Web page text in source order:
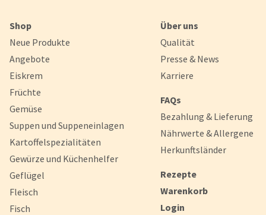
Shop
Neue Produkte
Angebote
Eiskrem
Früchte
Gemüse
Suppen und Suppeneinlagen
Kartoffelspezialitäten
Gewürze und Küchenhelfer
Geflügel
Fleisch
Fisch
Über uns
Qualität
Presse & News
Karriere
FAQs
Bezahlung & Lieferung
Nährwerte & Allergene
Herkunftsländer
Rezepte
Warenkorb
Login